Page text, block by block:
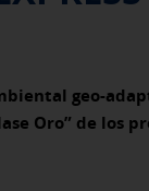
geo-
Oro” de los